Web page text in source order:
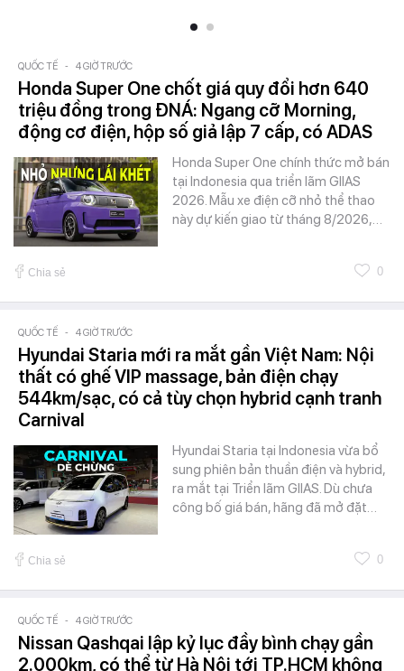
QUỐC TẾ - 4 GIỜ TRƯỚC
Honda Super One chốt giá quy đổi hơn 640
triệu đồng trong ĐNÁ: Ngang cỡ Morning,
động cơ điện, hộp số giả lập 7 cấp, có ADAS
Honda Super One chính thức mở bán
tại Indonesia qua triển lãm GIIAS
2026. Mẫu xe điện cỡ nhỏ thể thao
này dự kiến giao từ tháng 8/2026,…
Chia sẻ 0
QUỐC TẾ - 4 GIỜ TRƯỚC
Hyundai Staria mới ra mắt gần Việt Nam: Nội
thất có ghế VIP massage, bản điện chạy
544km/sạc, có cả tùy chọn hybrid cạnh tranh
Carnival
Hyundai Staria tại Indonesia vừa bổ
sung phiên bản thuần điện và hybrid,
ra mắt tại Triển lãm GIIAS. Dù chưa
công bố giá bán, hãng đã mở đặt…
Chia sẻ 0
QUỐC TẾ - 4 GIỜ TRƯỚC
Nissan Qashqai lập kỷ lục đầy bình chạy gần
2.000km, có thể từ Hà Nội tới TP.HCM không